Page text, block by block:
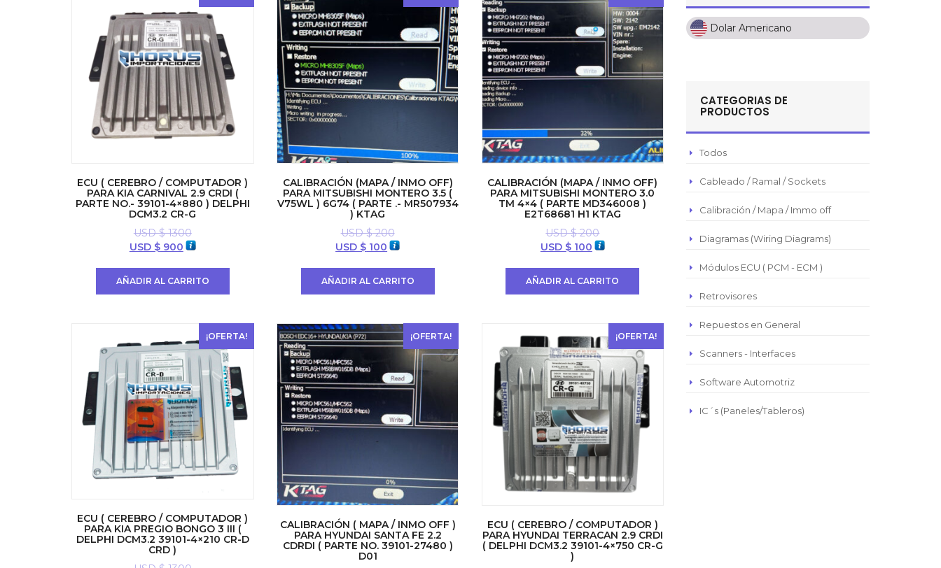
ECU ( CEREBRO / COMPUTADOR )
PARA KIA CARNIVAL 2.9 CRDI (
PARTE NO.- 39101-4×880 ) DELPHI
DCM3.2 CR-G
USD $1300
El
era:
USD $900El
es:
AÑADIR AL CARRITO
CALIBRACIÓN (MAPA / INMO OFF)
PARA MITSUBISHI MONTERO 3.5 (
V75WL ) 6G74 ( PARTE .- MR507934
) KTAG
USD $200
El
era:
USD $ 100 El
es:
AÑADIR AL CARRITO
CALIBRACIÓN (MAPA / INMO OFF)
PARA MITSUBISHI MONTERO 3.0
TM 4×4 ( PARTE MD346008 )
E2T68681 H1 KTAG
USD $200
El
era:
USD $100El
es:
AÑADIR AL CARRITO
¡OFERTA!
ECU ( CEREBRO / COMPUTADOR )
PARA KIA PREGIO BONGO 3 III (
DELPHI DCM3.2 39101-4×210 CR-D
CRD )
¡OFERTA!
CALIBRACIÓN ( MAPA / INMO OFF )
PARA HYUNDAI SANTA FE 2.2
CDRDI ( PARTE NO. 39101-27480 )
D01
¡OFERTA!
ECU ( CEREBRO / COMPUTADOR )
PARA HYUNDAI TERRACAN 2.9 CRDI
( DELPHI DCM3.2 39101-4×750 CR-G
)
Dolar Americano
Dolar Americano
Pesos Mexicanos
Peso Chileno
CATEGORIAS DE
PRODUCTOS
Todos
Cableado / Ramal / Sockets
Calibración / Mapa / Immo off
Diagramas (Wiring Diagrams)
Módulos ECU ( PCM - ECM )
Retrovisores
Repuestos en General
Scanners - Interfaces
Software Automotriz
IC´s (Paneles/Tableros)